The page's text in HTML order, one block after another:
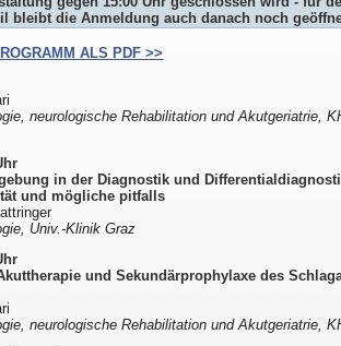
bleibt die Anmeldung auch danach noch
ALS PDF >>
neurologische Rehabilitation und Akutgeriatrie,
in der Diagnostik und
und mögliche pitfalls
Univ.-Klinik Graz
und Sekundärprophylaxe des
neurologische Rehabilitation und Akutgeriatrie,